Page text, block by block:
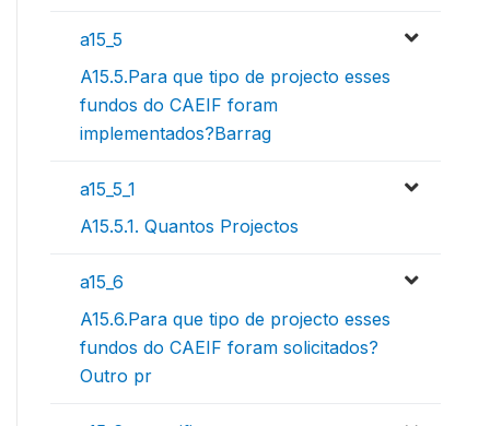
a15_5
A15.5.Para que tipo de projecto esses
fundos do CAEIF foram
implementados?Barrag
a15_5_1
A15.5.1. Quantos Projectos
a15_6
A15.6.Para que tipo de projecto esses
fundos do CAEIF foram solicitados?
Outro pr